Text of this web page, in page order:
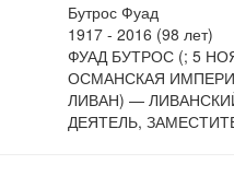
Бутрос Фуад
1917 - 2016 (98 лет)
ФУАД БУТРОС (; 5
ОСМАНСКАЯ
ЛИВАН) —
ДЕЯТЕЛЬ,